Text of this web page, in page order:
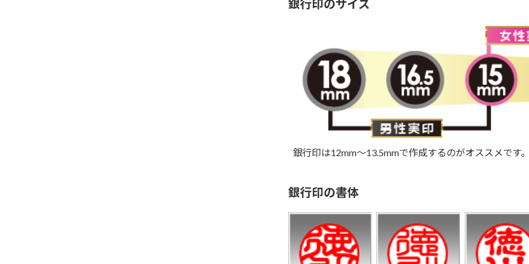
銀行印のサイズ
銀行印は12mm～13.5mmで作成するのがオススメです
銀行印の書体